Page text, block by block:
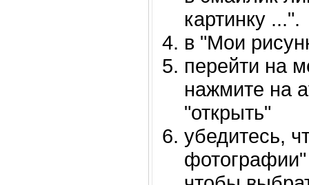
картинку ...".
в "Мои
перейти на
нажмите на
"открыть"
убедитесь,